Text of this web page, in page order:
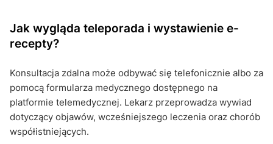
Jak wygląda teleporada i wystawienie e-
recepty?
Konsultacja zdalna może odbywać się telefonicznie albo za
pomocą formularza medycznego dostępnego na
platformie telemedycznej. Lekarz przeprowadza wywiad
dotyczący objawów, wcześniejszego leczenia oraz chorób
współistniejących.